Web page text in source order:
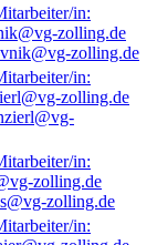
zolling.de
zolling.de